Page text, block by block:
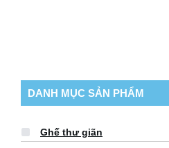
DANH MỤC SẢN PHẨM
Ghế thư giãn